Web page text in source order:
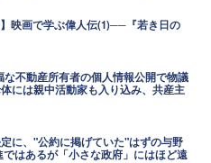
】映画で学ぶ偉人伝(1)──『若き日の
な不動産所有者の個人情報公開で物議
には親中活動家も入り込み、共産主
に、"公約に掲げていた"はずの与野
はあるが「小さな政府」にはほど遠